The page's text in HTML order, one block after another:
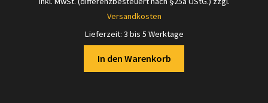
war:
Versandkosten
Lieferzeit: 3 bis 5 Werktage
In den Warenkorb